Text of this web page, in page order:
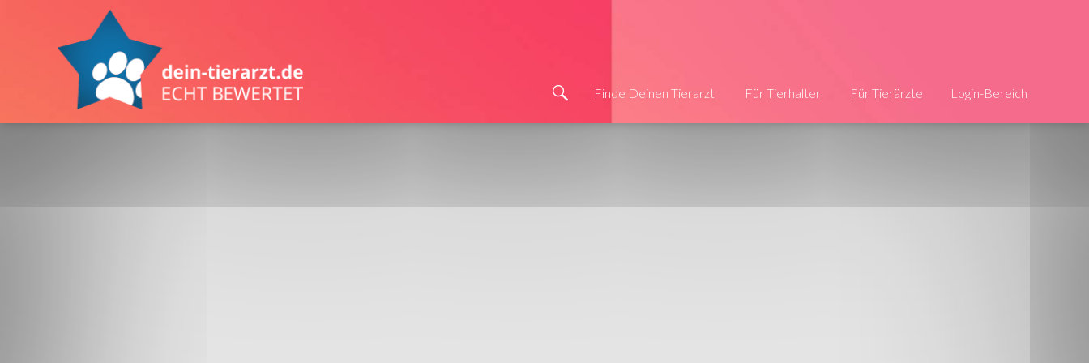
Finde Deinen Tierarzt Für Tierhalter Für Tierärzte
Die Infos
Login-Bereich